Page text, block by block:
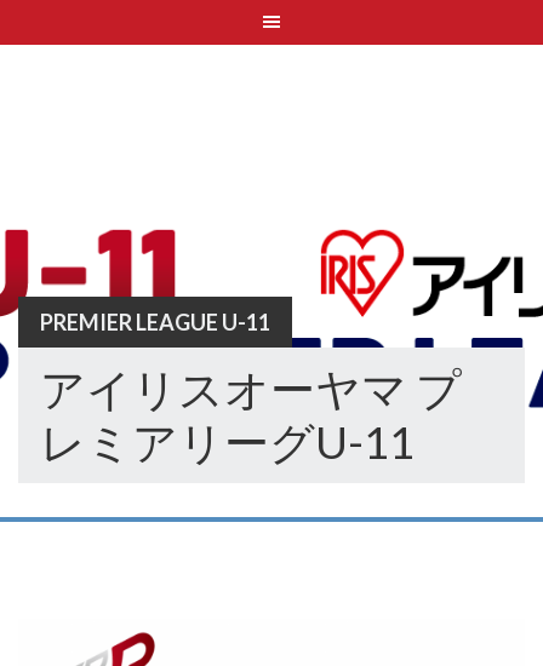
to
PREMIER LEAGUE U-11
アイリスオーヤマ プ
レミアリーグU-11